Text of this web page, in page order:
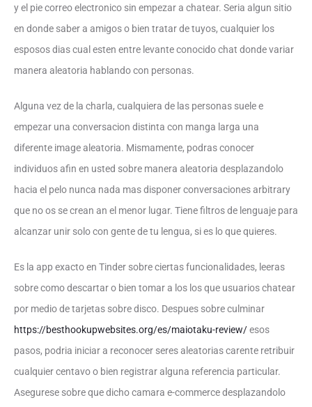
y el pie correo electronico sin empezar a chatear. Seri­a algun sitio
en donde saber a amigos o bien tratar de tuyos, cualquier los
esposos dias cual esten entre levante conocido chat donde variar
manera aleatoria hablando con personas.
Alguna vez de la charla, cualquiera de las personas suele e
empezar una conversacion distinta con manga larga una
diferente image aleatoria. Mismamente, podras conocer
individuos afin en usted sobre manera aleatoria desplazandolo
hacia el pelo nunca nada mas disponer conversaciones arbitrary
que no os se crean an el menor lugar. Tiene filtros de lenguaje para
alcanzar unir solo con gente de tu lengua, si es lo que quieres.
Es la app exacto en Tinder sobre ciertas funcionalidades, leeras
sobre como descartar o bien tomar a los los que usuarios chatear
por medio de tarjetas sobre disco. Despues sobre culminar
https://besthookupwebsites.org/es/maiotaku-review/esos
pasos, podria iniciar a reconocer seres aleatorias carente retribuir
cualquier centavo o bien registrar alguna referencia particular.
Asegurese sobre que dicho camara e-commerce desplazandolo